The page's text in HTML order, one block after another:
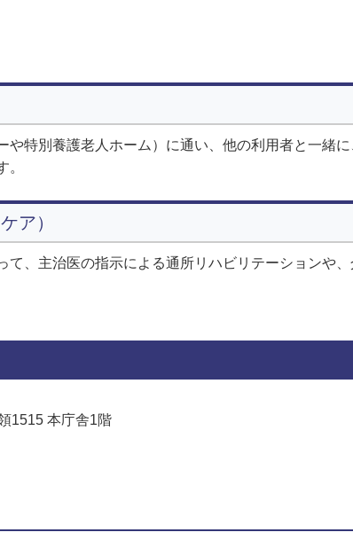
や特別養護老人ホーム）に通い、他の利用者と一緒
。
ア）
、主治医の指示による通所リハビリテーションや
1515 本庁舎1階